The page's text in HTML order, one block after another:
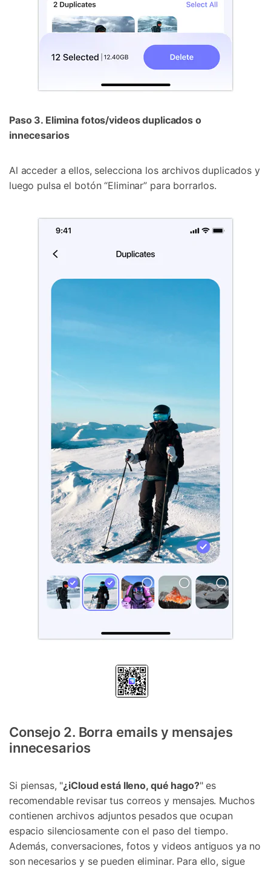
+50M usuarios y +17 años de confianza
Desbloquea, repara y protege tu teléfono
Recupera y transfiere datos fácilmente
Tecnología IA: sin conocimientos técnicos
Abrir App Prueba Online
Paso 3. Elimina fotos/videos duplicados o
innecesarios
Al acceder a ellos, selecciona los archivos duplicados y
luego pulsa el botón “Eliminar” para borrarlos.
Consejo 2. Borra emails y mensajes
innecesarios
Si piensas, "¿iCloud está lleno, qué hago?" es
recomendable revisar tus correos y mensajes. Muchos
contienen archivos adjuntos pesados que ocupan
espacio silenciosamente con el paso del tiempo.
Además, conversaciones, fotos y videos antiguos ya no
son necesarios y se pueden eliminar. Para ello, sigue